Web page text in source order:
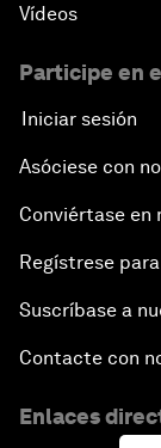
Vídeos
Participe en
Iniciar sesión
Asóciese con
Conviértase en
Regístrese
Suscríbase a
Contacte con
Enlaces